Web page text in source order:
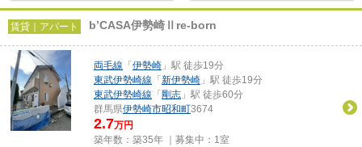
賃貸｜アパート b’CASA伊勢崎Ⅱre-born
両毛線 「 伊勢崎 」駅 徒歩19分
東武伊勢崎線 「 新伊勢崎 」駅 徒歩19分
東武伊勢崎線 「 剛志 」駅 徒歩60分
群馬県伊勢崎市昭和町3674
2.7万円
築年数：築35年 ｜募集中： 1室